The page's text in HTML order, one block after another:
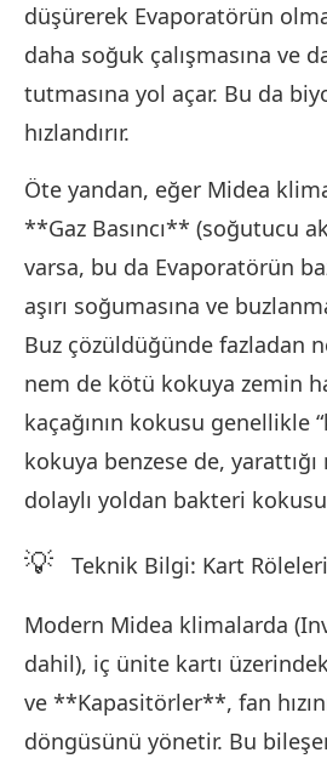
düşürerek Evaporatörün
daha soğuk çalışmasına ve
tutmasına yol açar. Bu da
hızlandırır.
Öte yandan, eğer Midea
**Gaz Basıncı** (soğutucu
varsa, bu da Evaporatörün
aşırı soğumasına ve
Buz çözüldüğünde fazladan
nem de kötü kokuya zemin
kaçağının kokusu genellikle
kokuya benzese de,
dolaylı yoldan bakteri
💡 Teknik Bilgi: Kart
Modern Midea klimalarda
dahil), iç ünite kartı
ve **Kapasitörler**, fan
döngüsünü yönetir. Bu